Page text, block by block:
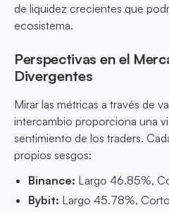
de liquidez crecientes que
ecosistema.
Perspectivas en el
Divergentes
Mirar las métricas a través de
intercambio proporciona una
sentimiento de los traders.
propios sesgos:
Binance: Largo 46.85%,
Bybit: Largo 45.78%,